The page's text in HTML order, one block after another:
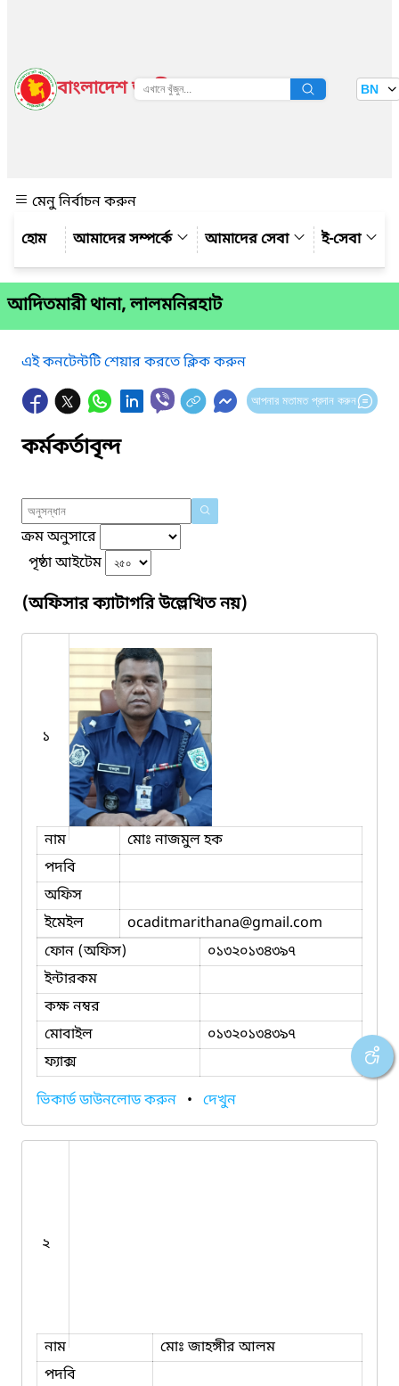
বাংলাদেশ জাতীয় তথ্য বাতায়ন BN
মেনু নির্বাচন করুন
আমাদের সম্পর্কে
আমাদের সেবা ই-সেবা
আদিতমারী থানা, লালমনিরহাট
এই কনটেন্টটি শেয়ার করতে ক্লিক করুন
আপনার মতামত প্রদান করুন
কর্মকর্তাবৃন্দ
ক্রম অনুসারে
পৃষ্ঠা আইটেম
(অফিসার ক্যাটাগরি উল্লেখিত নয়)
১
নাম
মোঃ নাজমুল হক
পদবি
অফিস
ইমেইল
ocaditmarithana@gmail.com
ফোন (অফিস)
০১৩২০১৩৪৩৯৭
ইন্টারকম
কক্ষ নম্বর
মোবাইল
০১৩২০১৩৪৩৯৭
ফ্যাক্স
ভিকার্ড ডাউনলোড করুন • দেখুন
২
নাম
মোঃ জাহঙ্গীর আলম
পদবি